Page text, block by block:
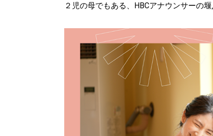
２児の母でもある、HBCアナウンサーの